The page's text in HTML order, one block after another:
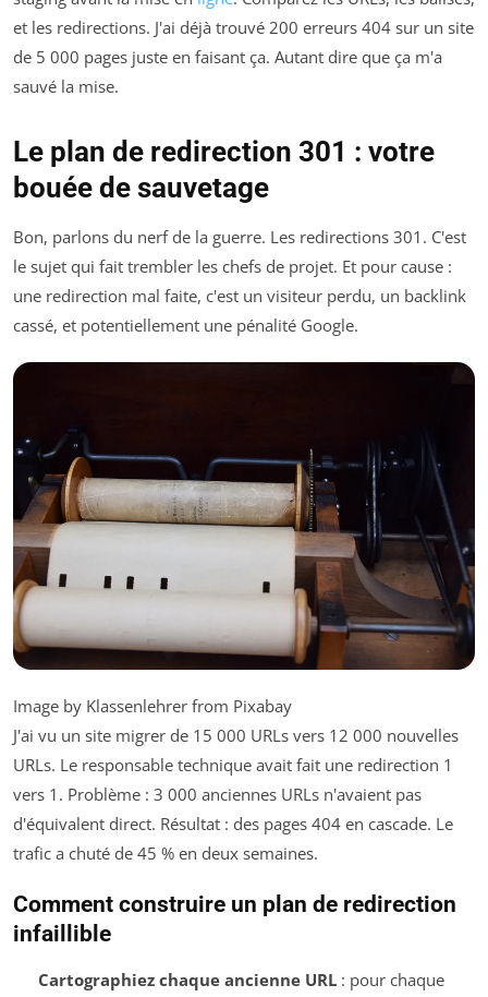
et les redirections. J'ai déjà trouvé 200 erreurs 404 sur un site
de 5 000 pages juste en faisant ça. Autant dire que ça m'a
sauvé la mise.
Le plan de redirection 301 : votre
bouée de sauvetage
Bon, parlons du nerf de la guerre. Les redirections 301. C'est
le sujet qui fait trembler les chefs de projet. Et pour cause :
une redirection mal faite, c'est un visiteur perdu, un backlink
cassé, et potentiellement une pénalité Google.
Image by Klassenlehrer from Pixabay
J'ai vu un site migrer de 15 000 URLs vers 12 000 nouvelles
URLs. Le responsable technique avait fait une redirection 1
vers 1. Problème : 3 000 anciennes URLs n'avaient pas
d'équivalent direct. Résultat : des pages 404 en cascade. Le
trafic a chuté de 45 % en deux semaines.
Comment construire un plan de redirection
infaillible
Cartographiez chaque ancienne URL: pour chaque